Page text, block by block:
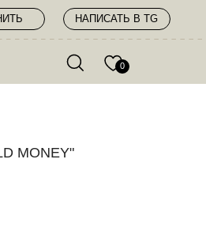
В TG
MONEY"